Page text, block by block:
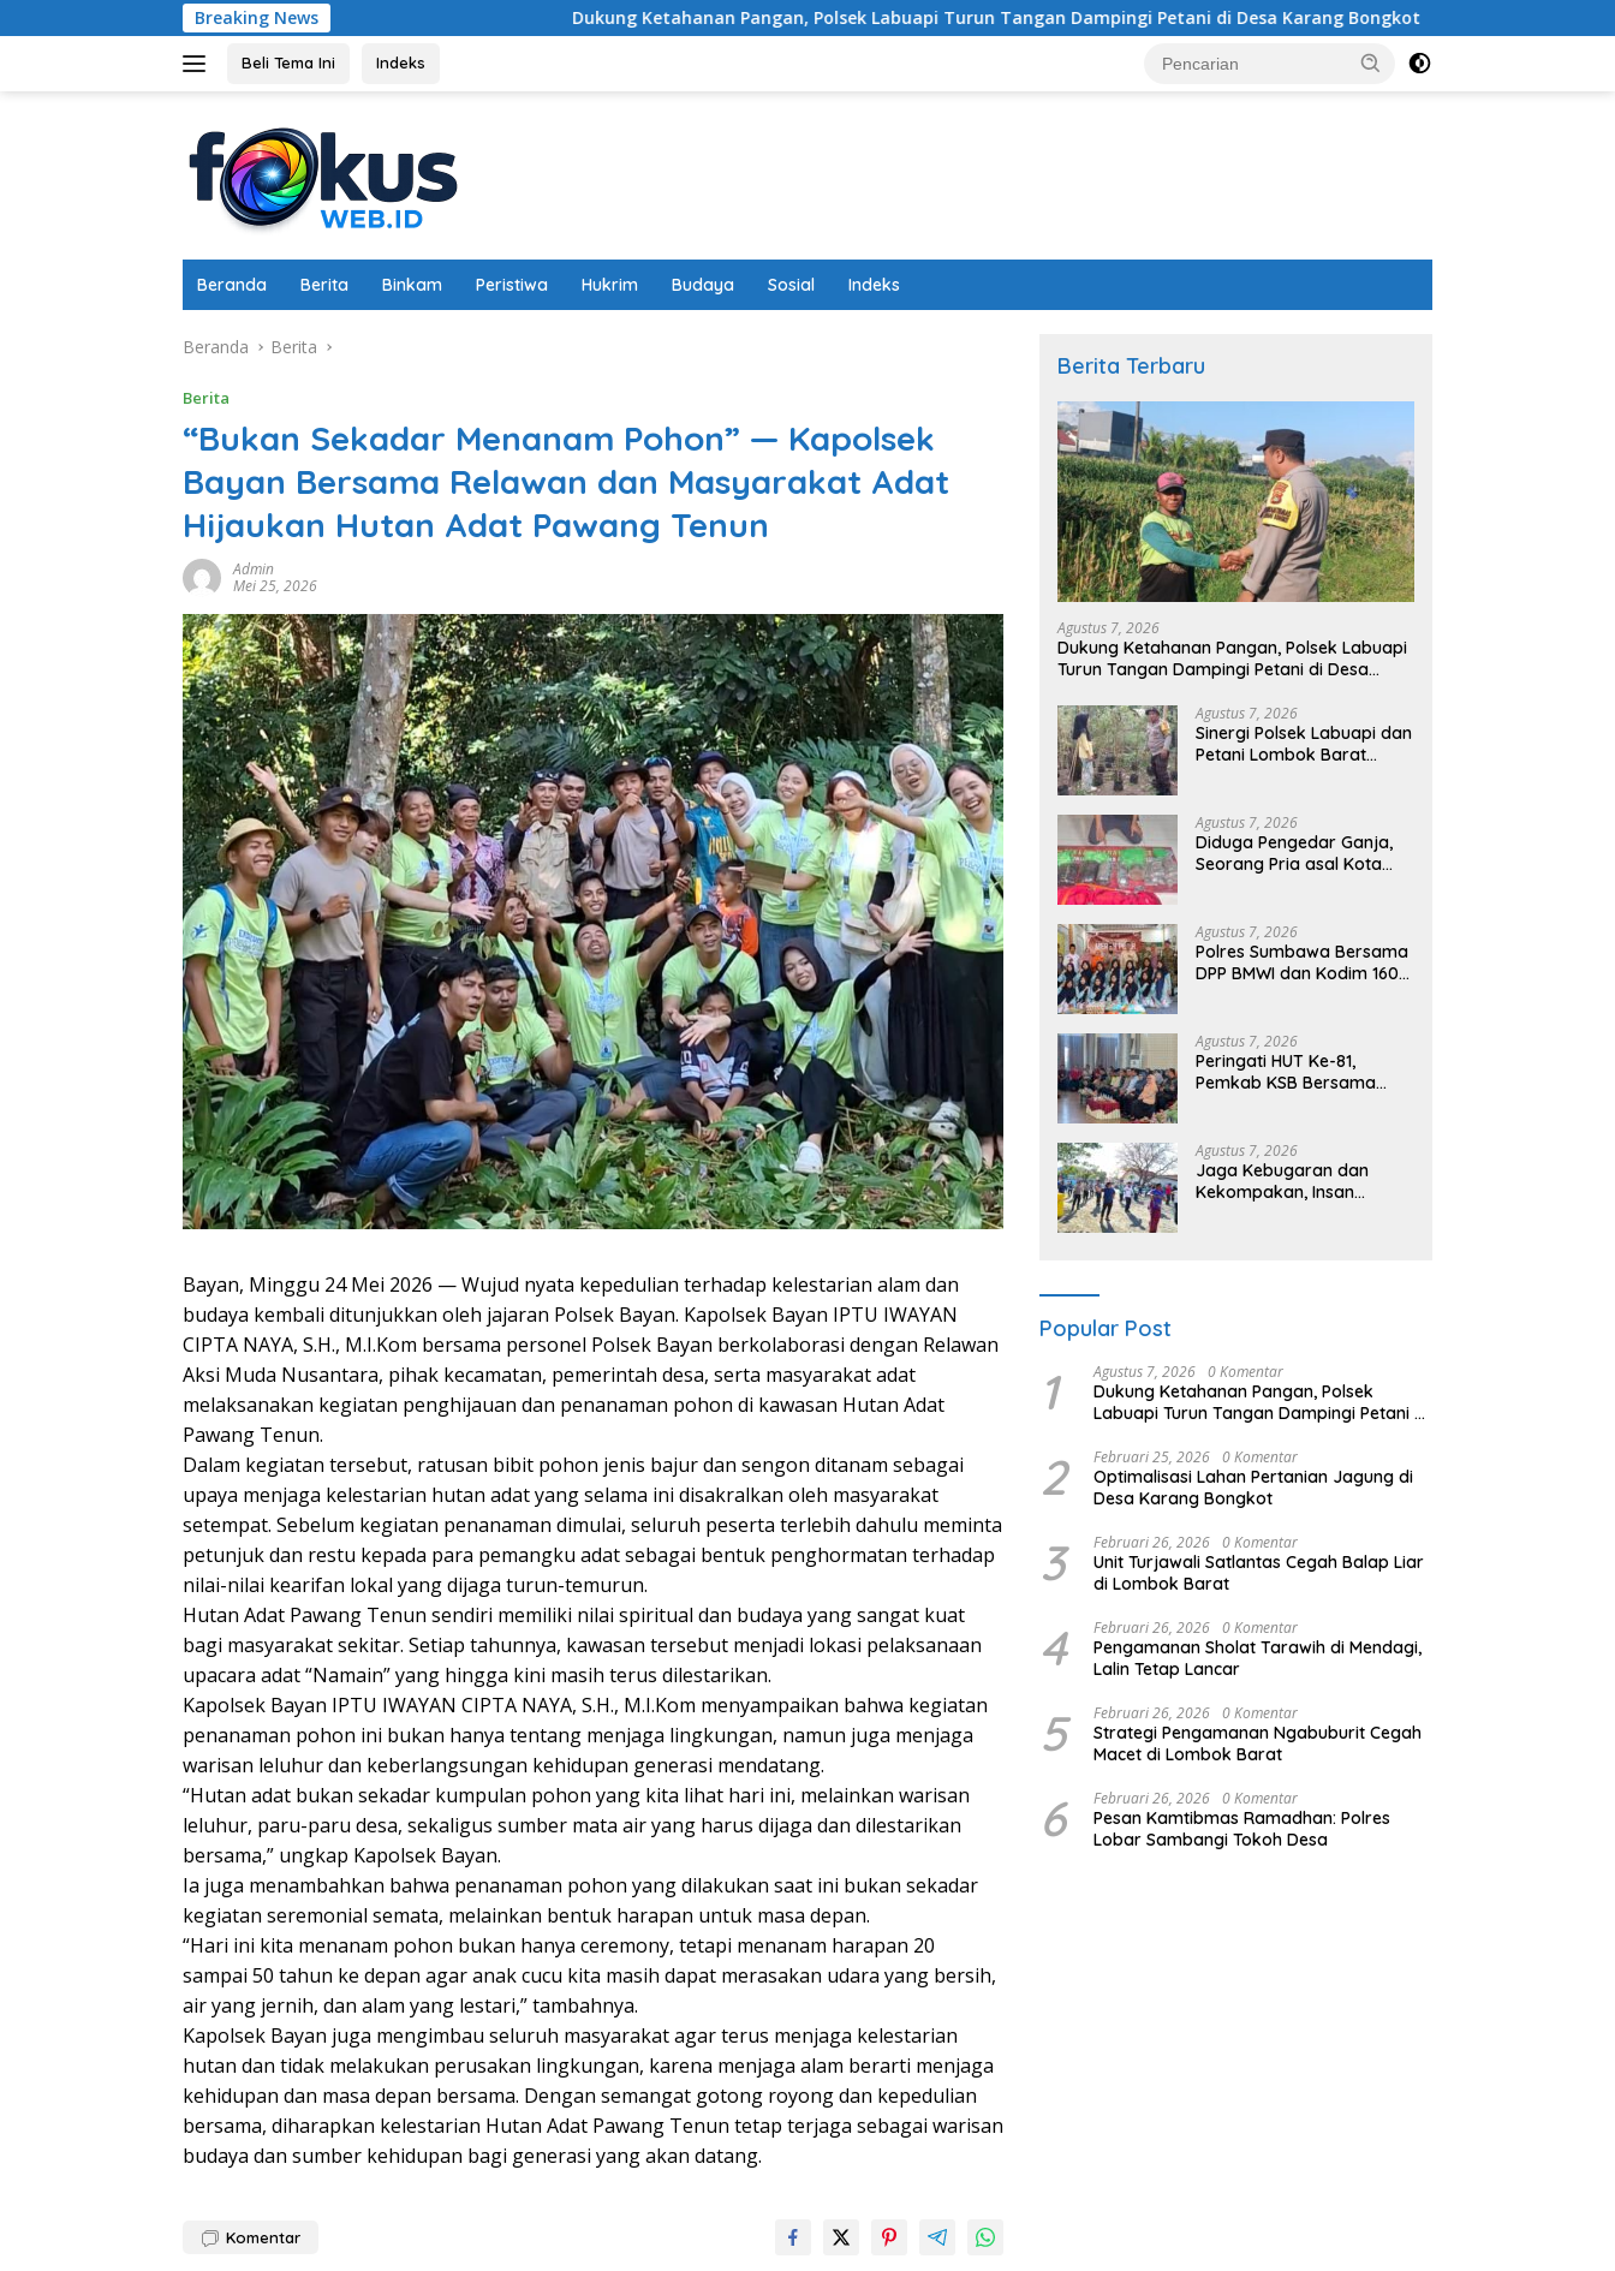
ke
Breaking News Dukung Ketahanan Pangan, Polsek Labuapi Turun Tangan Dampingi Petani di Desa Karang Bongkot Sinergi Polsek Labuapi dan
Beli Tema Ini Indeks
Beranda Berita Binkam Peristiwa Hukrim Budaya Sosial Indeks
Beranda Berita
Berita
“Bukan Sekadar Menanam Pohon” — Kapolsek
Bayan Bersama Relawan dan Masyarakat Adat
Hijaukan Hutan Adat Pawang Tenun
Admin
Mei 25, 2026
Bayan, Minggu 24 Mei 2026 — Wujud nyata kepedulian terhadap kelestarian alam dan
budaya kembali ditunjukkan oleh jajaran Polsek Bayan. Kapolsek Bayan IPTU IWAYAN
CIPTA NAYA, S.H., M.I.Kom bersama personel Polsek Bayan berkolaborasi dengan Relawan
Aksi Muda Nusantara, pihak kecamatan, pemerintah desa, serta masyarakat adat
melaksanakan kegiatan penghijauan dan penanaman pohon di kawasan Hutan Adat
Pawang Tenun.
Dalam kegiatan tersebut, ratusan bibit pohon jenis bajur dan sengon ditanam sebagai
upaya menjaga kelestarian hutan adat yang selama ini disakralkan oleh masyarakat
setempat. Sebelum kegiatan penanaman dimulai, seluruh peserta terlebih dahulu meminta
petunjuk dan restu kepada para pemangku adat sebagai bentuk penghormatan terhadap
nilai-nilai kearifan lokal yang dijaga turun-temurun.
Hutan Adat Pawang Tenun sendiri memiliki nilai spiritual dan budaya yang sangat kuat
bagi masyarakat sekitar. Setiap tahunnya, kawasan tersebut menjadi lokasi pelaksanaan
upacara adat “Namain” yang hingga kini masih terus dilestarikan.
Kapolsek Bayan IPTU IWAYAN CIPTA NAYA, S.H., M.I.Kom menyampaikan bahwa kegiatan
penanaman pohon ini bukan hanya tentang menjaga lingkungan, namun juga menjaga
warisan leluhur dan keberlangsungan kehidupan generasi mendatang.
“Hutan adat bukan sekadar kumpulan pohon yang kita lihat hari ini, melainkan warisan
leluhur, paru-paru desa, sekaligus sumber mata air yang harus dijaga dan dilestarikan
bersama,” ungkap Kapolsek Bayan.
Ia juga menambahkan bahwa penanaman pohon yang dilakukan saat ini bukan sekadar
kegiatan seremonial semata, melainkan bentuk harapan untuk masa depan.
“Hari ini kita menanam pohon bukan hanya ceremony, tetapi menanam harapan 20
sampai 50 tahun ke depan agar anak cucu kita masih dapat merasakan udara yang bersih,
air yang jernih, dan alam yang lestari,” tambahnya.
Kapolsek Bayan juga mengimbau seluruh masyarakat agar terus menjaga kelestarian
hutan dan tidak melakukan perusakan lingkungan, karena menjaga alam berarti menjaga
kehidupan dan masa depan bersama. Dengan semangat gotong royong dan kepedulian
bersama, diharapkan kelestarian Hutan Adat Pawang Tenun tetap terjaga sebagai warisan
budaya dan sumber kehidupan bagi generasi yang akan datang.
Komentar
Berita Terbaru
Agustus 7, 2026
Dukung Ketahanan Pangan, Polsek Labuapi
Turun Tangan Dampingi Petani di Desa
Agustus 7, 2026
Sinergi Polsek Labuapi dan
Petani Lombok Barat
Agustus 7, 2026
Diduga Pengedar Ganja,
Seorang Pria asal Kota
Agustus 7, 2026
Polres Sumbawa Bersama
DPP BMWI dan Kodim 1607
Hidayatullah
Agustus 7, 2026
Peringati HUT Ke-81,
Pemkab KSB Bersama
Hari Pertama Kehidupan”
Agustus 7, 2026
Jaga Kebugaran dan
Kekompakan, Insan
Popular Post
1 Agustus 7, 2026 0 Komentar
Dukung Ketahanan Pangan, Polsek
Labuapi Turun Tangan Dampingi Petani di
2 Februari 25, 2026 0 Komentar
Optimalisasi Lahan Pertanian Jagung di
Desa Karang Bongkot
3 Februari 26, 2026 0 Komentar
Unit Turjawali Satlantas Cegah Balap Liar
di Lombok Barat
4 Februari 26, 2026 0 Komentar
Pengamanan Sholat Tarawih di Mendagi,
Lalin Tetap Lancar
5 Februari 26, 2026 0 Komentar
Strategi Pengamanan Ngabuburit Cegah
Macet di Lombok Barat
6 Februari 26, 2026 0 Komentar
Pesan Kamtibmas Ramadhan: Polres
Lobar Sambangi Tokoh Desa